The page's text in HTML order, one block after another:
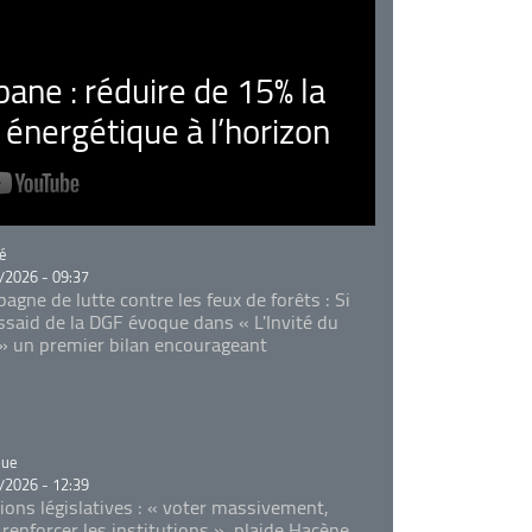
: réduire de 15% la
à l’horizon
- 09:37
de lutte contre les feux de forêts : Si
de la DGF évoque dans « L'Invité du
un premier bilan encourageant
- 12:39
législatives : « voter massivement,